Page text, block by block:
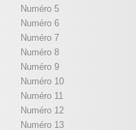
Numéro 5
Numéro 6
Numéro 7
Numéro 8
Numéro 9
Numéro 10
Numéro 11
Numéro 12
Numéro 13